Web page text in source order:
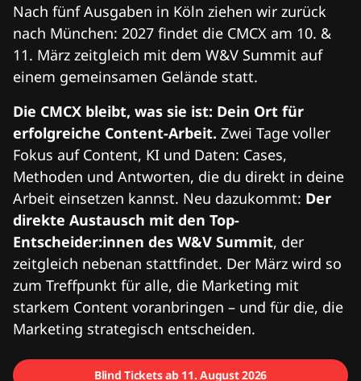
Nach fünf Ausgaben in Köln ziehen wir zurück
nach München: 2027 findet die CMCX am 10. &
11. März zeitgleich mit dem W&V Summit auf
einem gemeinsamen Gelände statt.
Die CMCX bleibt, was sie ist: Dein Ort für
erfolgreiche Content-Arbeit. Zwei Tage voller
Fokus auf Content, KI und Daten: Cases,
Methoden und Antworten, die du direkt in deine
Arbeit einsetzen kannst. Neu dazukommt: Der
direkte Austausch mit den Top-
Entscheider:innen des W&V Summit, der
zeitgleich nebenan stattfindet. Der März wird so
zum Treffpunkt für alle, die Marketing mit
starkem Content voranbringen – und für die, die
Marketing strategisch entscheiden.
Blind Tickets ab 11. August 2026